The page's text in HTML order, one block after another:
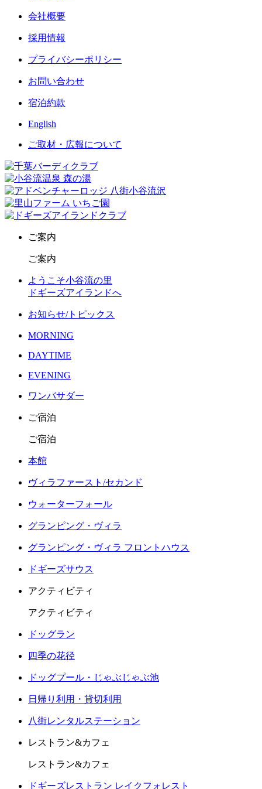
会社概要
採用情報
プライバシーポリシー
お問い合わせ
宿泊約款
English
ご取材・広報について
ご案内
ご案内
ようこそ小谷流の里
ドギーズアイランドへ
お知らせ/トピックス
MORNING
DAYTIME
EVENING
ワンバサダー
ご宿泊
ご宿泊
本館
ヴィラファースト/セカンド
ウォーターフォール
グランピング・ヴィラ
グランピング・ヴィラ フロントハウス
ドギーズサウス
アクティビティ
アクティビティ
ドッグラン
四季の花径
ドッグプール・じゃぶじゃぶ池
日帰り利用・貸切利用
八街レンタルステーション
レストラン&カフェ
レストラン&カフェ
ドギーズレストラン レイクフォレスト